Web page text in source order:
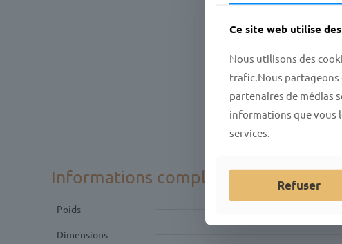
Informations complémentaires
Poids
Dimensions
Ce site web utilise
Nous utilisons des
trafic.Nous
partenaires de médias
informations que vous
services.
Refuser